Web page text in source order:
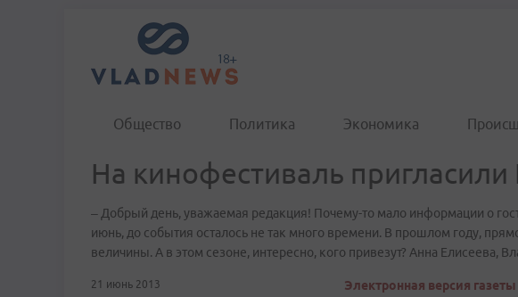
Общество Политика Экономика
На кинофестиваль
– Добрый день, уважаемая редакция! Почему-то мало информации о
июнь, до события осталось не так много времени. В прошлом году,
величины. А в этом сезоне, интересно, кого привезут? Анна Елисеева,
21 июнь 2013 Электронная версия